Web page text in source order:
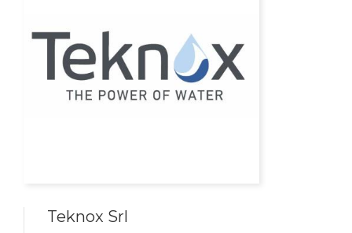
Teknox Srl